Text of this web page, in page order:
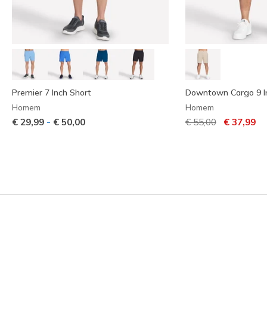
Premier 7 Inch Short
Homem
€ 29,99 - € 50,00
Downtown Cargo 9
Homem
Preço com
€ 55,00para
€ 37,99